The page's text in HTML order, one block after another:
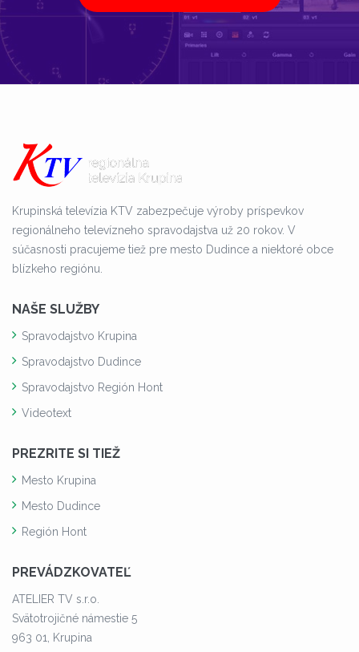
Krupinská televízia KTV zabezpečuje výroby príspevkov
regionálneho televízneho spravodajstva už 20 rokov. V
súčasnosti pracujeme tiež pre mesto Dudince a niektoré obce
blízkeho regiónu.
NAŠE SLUŽBY
Spravodajstvo Krupina
Spravodajstvo Dudince
Spravodajstvo Región Hont
Videotext
PREZRITE SI TIEŽ
Mesto Krupina
Mesto Dudince
Región Hont
PREVÁDZKOVATEĽ
ATELIER TV s.r.o.
Svätotrojičné námestie 5
963 01, Krupina